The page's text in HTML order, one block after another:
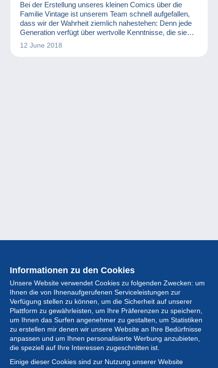
Bei der Erstellung unseres kleinen Comics über die
Familie Vintage ist unserem Team schnell aufgefallen,
dass wir der Wahrheit ziemlich nahestehen: Denn jede
Generation verfügt über wertvolle Kenntnisse, die sie
mit anderen Generationen teilen kann...
12 June 2018
Informationen zu den Cookies
Unsere Website verwendet Cookies zu folgenden Zwecken: um
Ihnen die von Ihnenaufgerufenen Serviceleistungen zur
Verfügung stellen zu können, um die Sicherheit auf unserer
Plattform zu gewährleisten, um Ihre Präferenzen zu speichern,
um Ihnen das Surfen angenehmer zu gestalten, um Statistiken
zu erstellen mir denen wir unsere Website an Ihre Bedürfnisse
anpassen und um Ihnen personalisierte Werbung anzubieten,
die speziell auf Ihre Interessen zugeschnitten ist.
Einige dieser Cookies sind zur Nutzung unserer Website
Sammlung
Neuigkeiten